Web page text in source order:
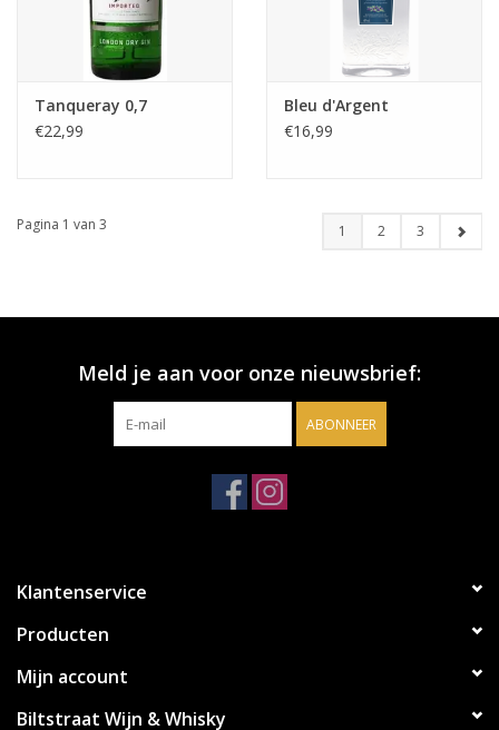
Tanqueray 0,7
€22,99
Bleu d'Argent
€16,99
Pagina 1 van 3 1 2 3
Meld je aan voor onze nieuwsbrief:
ABONNEER
Klantenservice
Producten
Mijn account
Biltstraat Wijn & Whisky